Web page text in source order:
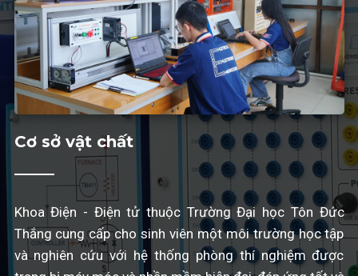
Cơ sở vật chất
Khoa Điện - Điện tử thuộc Trường Đại học Tôn Đức
Thắng cung cấp cho sinh viên một môi trường học tập
và nghiên cứu với hệ thống phòng thí nghiệm được